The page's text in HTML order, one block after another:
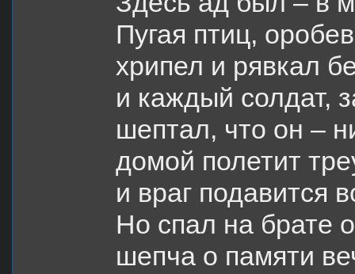
Пугая птиц,
хрипел и рявкал
и каждый солдат,
шептал, что он –
домой полетит
и враг подавится
Но спал на брате
шепча о памяти